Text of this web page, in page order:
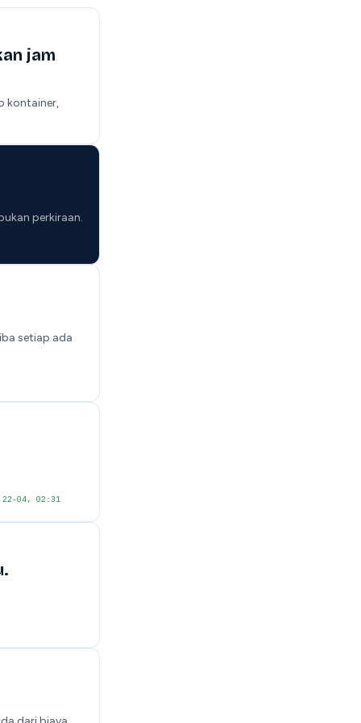
jam
kontainer,
perkiraan.
setiap ada
04, 02:31